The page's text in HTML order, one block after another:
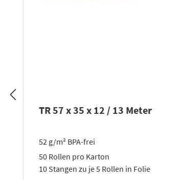
TR 57 x 35 x 12 / 13 Meter
52 g/m² BPA-frei
50 Rollen pro Karton
10 Stangen zu je 5 Rollen in Folie